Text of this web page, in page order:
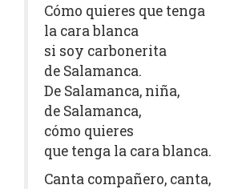
Cómo quieres que tenga
la cara blanca
si soy carbonerita
de Salamanca.
De Salamanca, niña,
de Salamanca,
cómo quieres
que tenga la cara blanca.
Canta compañero, canta,